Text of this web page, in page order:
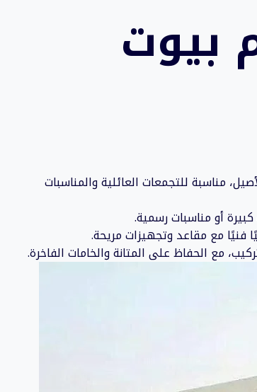
بيوت
مناسبة للتجمعات العائلية والمناسبات
أو مناسبات رسمية.
فنيًا مع مقاعد وتجهيزات مريحة.
مع الحفاظ على المتانة والخامات الفاخرة.